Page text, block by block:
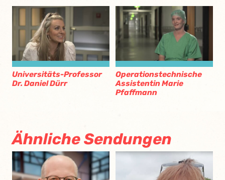
Universitäts-Professor
Dr. Daniel Dürr
Operationstechnische
Assistentin Marie
Pfaffmann
Ähnliche Sendungen